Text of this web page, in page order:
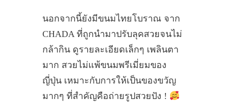
นอกจากนี้ยังมีขนมไทยโบราณ จาก
CHADA ที่ถูกนำมาปรับลุคสวยจนไม่
กล้ากิน ดูรายละเอียดเล็กๆ เพลินตา
มาก สวยไม่แพ้ขนมพรีเมี่ยมของ
ญี่ปุ่น เหมาะกับการให้เป็นของขวัญ
มากๆ ที่สำคัญคือถ่ายรูปสวยปัง !